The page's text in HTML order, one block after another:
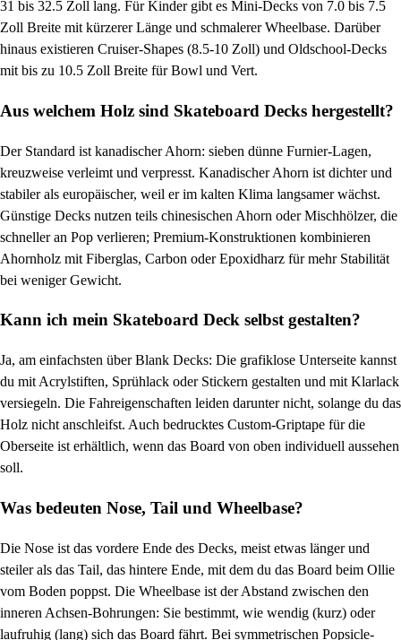
31 bis 32.5 Zoll lang. Für Kinder gibt es Mini-Decks von 7.0 bis 7.5
Zoll Breite mit kürzerer Länge und schmalerer Wheelbase. Darüber
hinaus existieren Cruiser-Shapes (8.5-10 Zoll) und Oldschool-Decks
mit bis zu 10.5 Zoll Breite für Bowl und Vert.
Aus welchem Holz sind Skateboard Decks hergestellt?
Der Standard ist kanadischer Ahorn: sieben dünne Furnier-Lagen,
kreuzweise verleimt und verpresst. Kanadischer Ahorn ist dichter und
stabiler als europäischer, weil er im kalten Klima langsamer wächst.
Günstige Decks nutzen teils chinesischen Ahorn oder Mischhölzer, die
schneller an Pop verlieren; Premium-Konstruktionen kombinieren
Ahornholz mit Fiberglas, Carbon oder Epoxidharz für mehr Stabilität
bei weniger Gewicht.
Kann ich mein Skateboard Deck selbst gestalten?
Ja, am einfachsten über Blank Decks: Die grafiklose Unterseite kannst
du mit Acrylstiften, Sprühlack oder Stickern gestalten und mit Klarlack
versiegeln. Die Fahreigenschaften leiden darunter nicht, solange du das
Holz nicht anschleifst. Auch bedrucktes Custom-Griptape für die
Oberseite ist erhältlich, wenn das Board von oben individuell aussehen
soll.
Was bedeuten Nose, Tail und Wheelbase?
Die Nose ist das vordere Ende des Decks, meist etwas länger und
steiler als das Tail, das hintere Ende, mit dem du das Board beim Ollie
vom Boden poppst. Die Wheelbase ist der Abstand zwischen den
inneren Achsen-Bohrungen: Sie bestimmt, wie wendig (kurz) oder
laufruhig (lang) sich das Board fährt. Bei symmetrischen Popsicle-